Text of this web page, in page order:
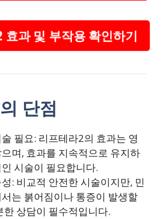
과 및 부작용 확인하기
단점
필요: 리프테라2의 효과는 영
며, 효과를 지속적으로 유지하
시술이 필요합니다.
: 비교적 안전한 시술이지만, 민
는 붉어짐이나 통증이 발생할
한 상담이 필수적입니다.